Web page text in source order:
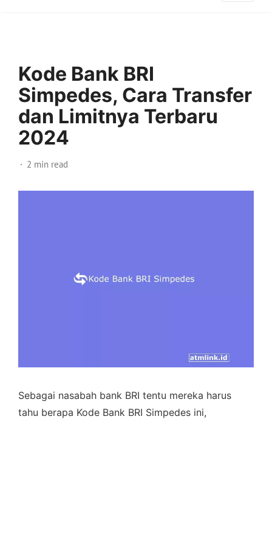
Kode Bank BRI
Simpedes, Cara Transfer
dan Limitnya Terbaru
2024
2 min read
Sebagai nasabah bank BRI tentu mereka harus
tahu berapa Kode Bank BRI Simpedes ini,